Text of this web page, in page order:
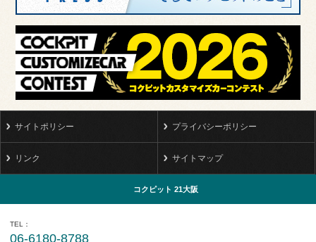
サイトポリシー プライバシーポリシー
リンク サイトマップ
コクピット 21大阪
TEL
06-6180-8788